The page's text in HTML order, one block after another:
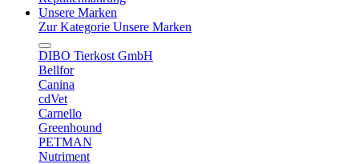
Unsere Marken
Zur Kategorie Unsere Marken
DIBO Tierkost GmbH
Bellfor
Canina
cdVet
Carnello
Greenhound
PETMAN
Nutriment